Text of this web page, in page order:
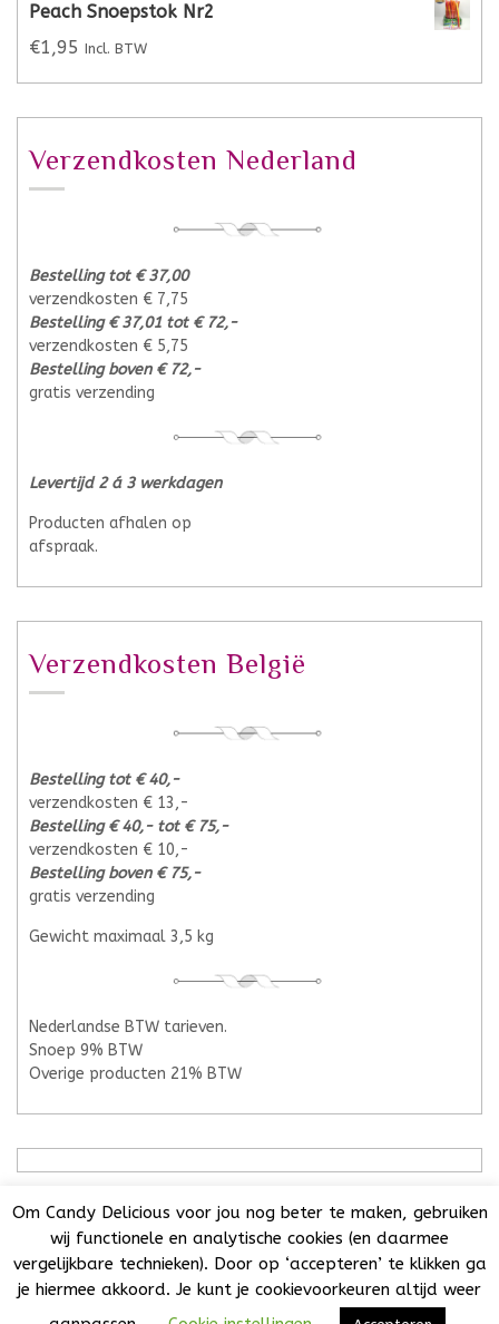
Peach Snoepstok Nr2
€1,95 Incl. BTW
Verzendkosten Nederland
Bestelling tot € 37,00
verzendkosten € 7,75
Bestelling € 37,01 tot € 72,-
verzendkosten € 5,75
Bestelling boven € 72,-
gratis verzending
Levertijd 2 á 3 werkdagen
Producten afhalen op
afspraak.
Verzendkosten België
Bestelling tot € 40,-
verzendkosten € 13,-
Bestelling € 40,- tot € 75,-
verzendkosten € 10,-
Bestelling boven € 75,-
gratis verzending
Gewicht maximaal 3,5 kg
Nederlandse BTW tarieven.
Snoep 9% BTW
Overige producten 21% BTW
Candy Delicious 2018-2025© | All Rights Reserved. | KvK:
73032808 | BTW NL001776860B44 | Het is niet toegestaan
teksten, foto's of enig onderdeel van deze website over te
Om Candy Delicious voor jou nog beter te maken, gebruiken
wij functionele en analytische cookies (en daarmee
vergelijkbare technieken). Door op ‘accepteren’ te klikken ga
je hiermee akkoord. Je kunt je cookievoorkeuren altijd weer